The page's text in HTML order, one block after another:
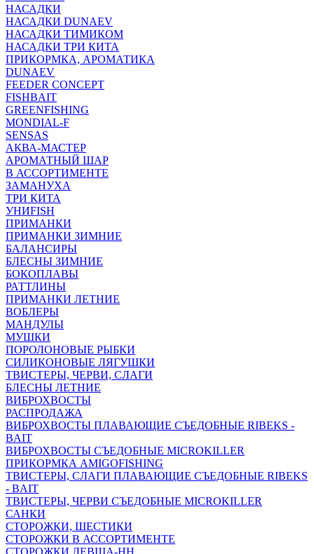
НАСАДКИ
НАСАДКИ DUNAEV
НАСАДКИ ТИМИКОМ
НАСАДКИ ТРИ КИТА
ПРИКОРМКА, АРОМАТИКА
DUNAEV
FEEDER CONCEPT
FISHBAIT
GREENFISHING
MONDIAL-F
SENSAS
АКВА-МАСТЕР
АРОМАТНЫЙ ШАР
В АССОРТИМЕНТЕ
ЗАМАНУХА
ТРИ КИТА
УНИFISH
ПРИМАНКИ
ПРИМАНКИ ЗИМНИЕ
БАЛАНСИРЫ
БЛЕСНЫ ЗИМНИЕ
БОКОПЛАВЫ
РАТТЛИНЫ
ПРИМАНКИ ЛЕТНИЕ
ВОБЛЕРЫ
МАНДУЛЫ
МУШКИ
ПОРОЛОНОВЫЕ РЫБКИ
СИЛИКОНОВЫЕ ЛЯГУШКИ
ТВИСТЕРЫ, ЧЕРВИ, СЛАГИ
БЛЕСНЫ ЛЕТНИЕ
ВИБРОХВОСТЫ
РАСПРОДАЖА
ВИБРОХВОСТЫ ПЛАВАЮЩИЕ СЪЕДОБНЫЕ RIBEKS -
BAIT
ВИБРОХВОСТЫ СЪЕДОБНЫЕ MICROKILLER
ПРИКОРМКА AMIGOFISHING
ТВИСТЕРЫ, СЛАГИ ПЛАВАЮЩИЕ СЪЕДОБНЫЕ RIBEKS
- BAIT
ТВИСТЕРЫ, ЧЕРВИ СЪЕДОБНЫЕ MICROKILLER
САНКИ
СТОРОЖКИ, ШЕСТИКИ
СТОРОЖКИ В АССОРТИМЕНТЕ
СТОРОЖКИ ЛЕВША-НН